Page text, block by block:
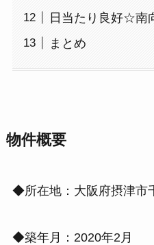
日当たり良好☆南
まとめ
物件概要
◆所在地：大阪府摂津市
◆築年月：2020年2月